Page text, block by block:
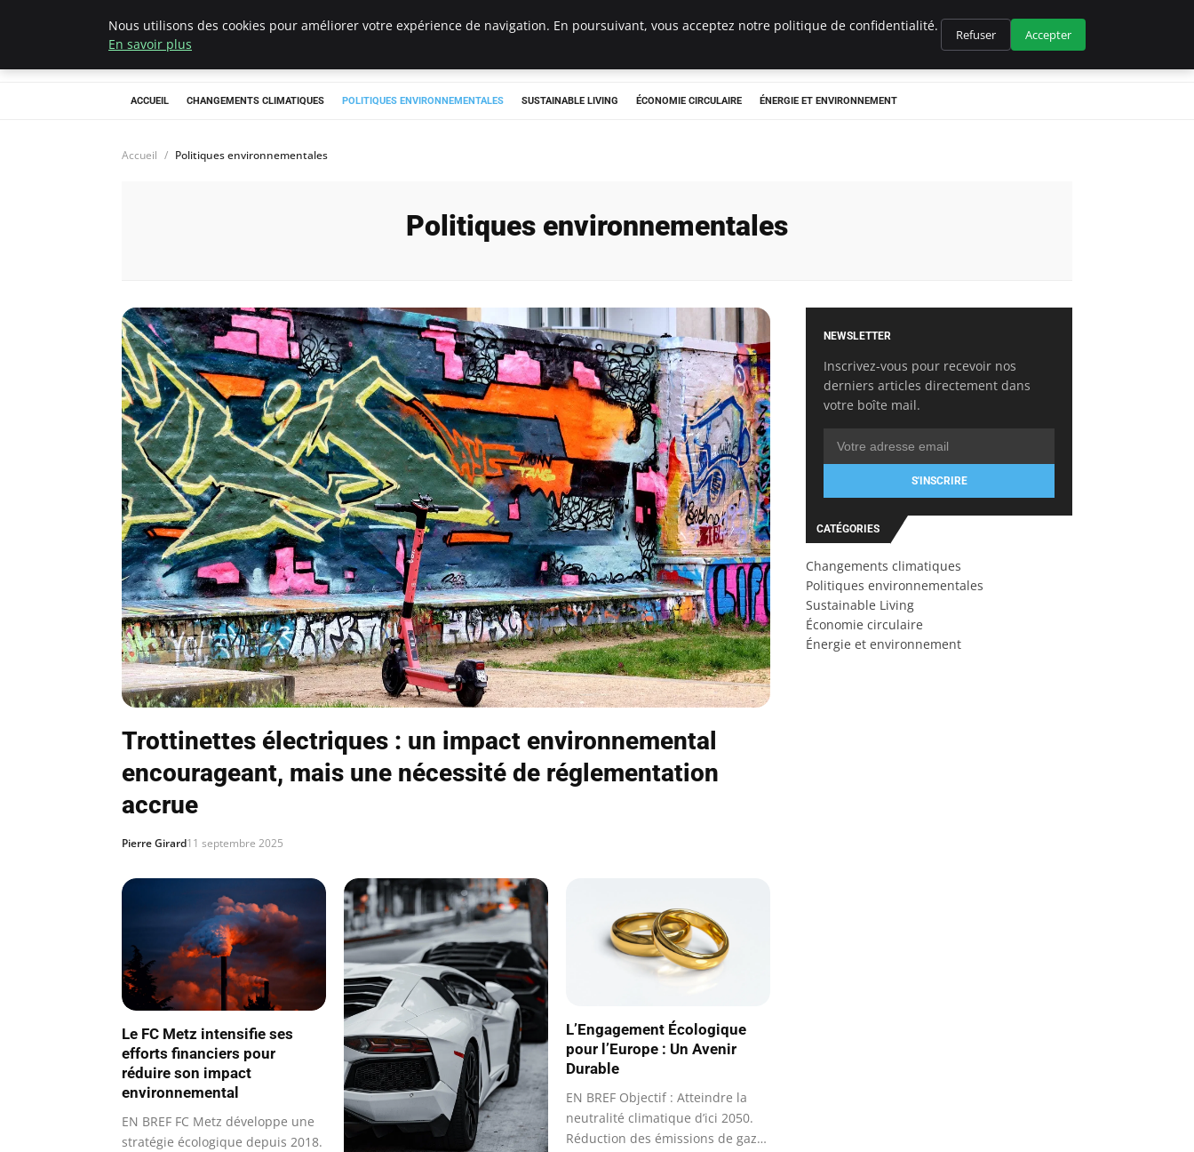
Climategatecountryclub.com
ACCUEIL CHANGEMENTS CLIMATIQUES POLITIQUES ENVIRONNEMENTALES SUSTAINABLE LIVING ÉCONOMIE CIRCULAIRE ÉNERGIE ET ENVIRONNEMENT
Accueil Politiques environnementales
Politiques environnementales
Trottinettes électriques : un impact environnemental
encourageant, mais une nécessité de réglementation
accrue
Pierre Girard11 septembre 2025
Le FC Metz intensifie ses
efforts financiers pour
réduire son impact
environnemental
EN BREF FC Metz développe une
stratégie écologique depuis 2018.
L’Engagement Écologique
pour l’Europe : Un Avenir
Durable
EN BREF Objectif : Atteindre la
neutralité climatique d’ici 2050.
Réduction des émissions de gaz
NEWSLETTER
Inscrivez-vous pour recevoir nos
derniers articles directement dans
votre boîte mail.
S'INSCRIRE
CATÉGORIES
Changements climatiques
Politiques environnementales
Sustainable Living
Économie circulaire
Énergie et environnement
Nous utilisons des cookies pour améliorer votre expérience de navigation. En poursuivant, vous acceptez notre politique de confidentialité.
En savoir plus
Refuser Accepter